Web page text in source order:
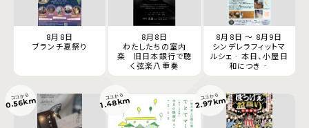
8月8日
ブランチ夏祭り
8月8日
わたしたちの室内
楽 旧日本銀行で聴
く弦楽八重奏
8月8日 ～ 8月9日
シンデレラフィットマ
ルシェ‐本日、小屋日
和につき‐
ココから
0.56km ココから
1.48km ココから
2.97km